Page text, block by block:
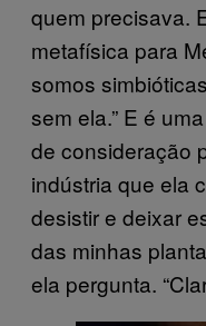
quem precisava.
metafísica para
somos
sem ela.” E é
de consideração
indústria que ela
desistir e deixar
das minhas
ela pergunta.